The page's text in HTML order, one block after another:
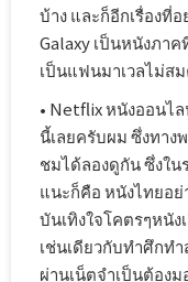
บ้าง และก็อีกเรื่องที่
Galaxy เป็นหนังภา
เป็นแฟนมาเวลไม่ส
• Netflix หนังออนไ
นี้เลยครับผม ซึ่งทาง
ชมได้ลองดูกัน ซึ่งใน
แนะก็คือ หนังไทยอย่
บันเทิงใจโคตรๆหนั
เช่นเดียวกับทำศึกท
ผ่านเน็ตจำเป็นต้อง